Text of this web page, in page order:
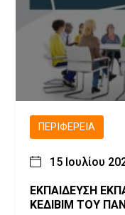
ΠΕΡΙΦΈΡΕΙΑ
15 Ιουλίου
ΕΚΠΑΙΔΕΥΣΗ
ΚΕΔΙΒΙΜ ΤΟΥ